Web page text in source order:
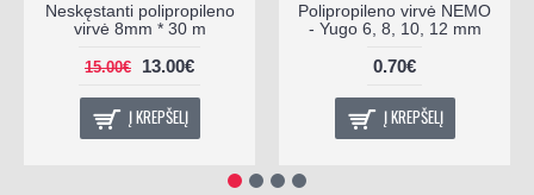
Neskęstanti polipropileno
virvė 8mm * 30 m
15.00€ 13.00€
Į KREPŠELĮ
Polipropileno virvė NEMO
- Yugo 6, 8, 10, 12 mm
0.70€
Į KREPŠELĮ